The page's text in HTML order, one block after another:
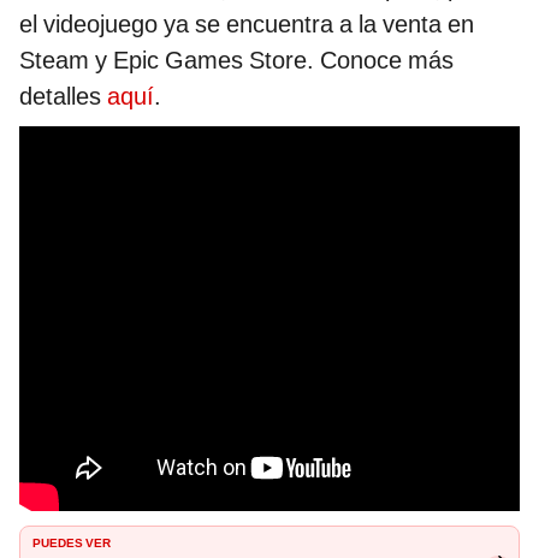
el videojuego ya se encuentra a la venta en
Steam y Epic Games Store. Conoce más
detalles aquí.
PUEDES VER